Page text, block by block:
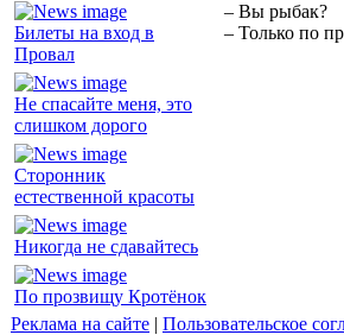
Билеты на вход в
Провал
Не спасайте меня, это
слишком дорого
Сторонник
естественной красоты
Никогда не сдавайтесь
По прозвищу Кротёнок
– Вы рыбак?
– Только по
Реклама на сайте | Пользовательское